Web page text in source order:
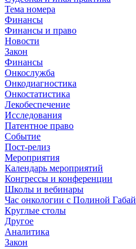
Тема номера
Финансы
Финансы и право
Новости
Закон
Финансы
Онкослужба
Онкодиагностика
Онкостатистика
Лекобеспечение
Исследования
Патентное право
Событие
Пост-релиз
Мероприятия
Календарь мероприятий
Конгрессы и конференции
Школы и вебинары
Час онкологии с Полиной Габай
Круглые столы
Другое
Аналитика
Закон